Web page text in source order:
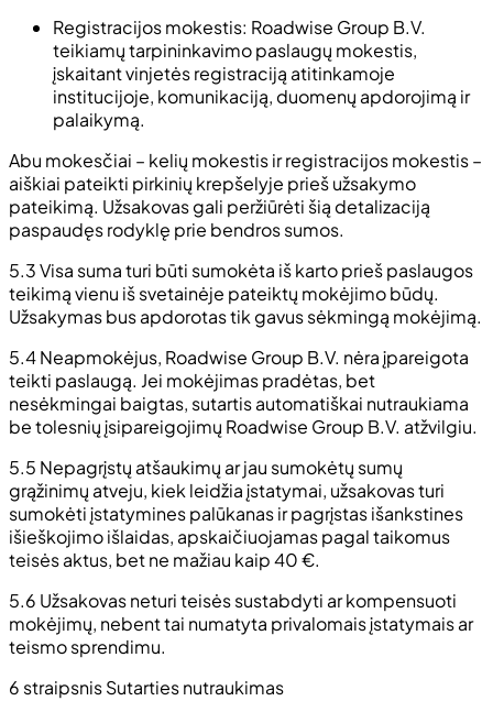
Registracijos mokestis: Roadwise Group B.V.
teikiamų tarpininkavimo paslaugų mokestis,
įskaitant vinjetės registraciją atitinkamoje
institucijoje, komunikaciją, duomenų apdorojimą ir
palaikymą.
Abu mokesčiai – kelių mokestis ir registracijos mokestis –
aiškiai pateikti pirkinių krepšelyje prieš užsakymo
pateikimą. Užsakovas gali peržiūrėti šią detalizaciją
paspaudęs rodyklę prie bendros sumos.
5.3 Visa suma turi būti sumokėta iš karto prieš paslaugos
teikimą vienu iš svetainėje pateiktų mokėjimo būdų.
Užsakymas bus apdorotas tik gavus sėkmingą mokėjimą.
5.4 Neapmokėjus, Roadwise Group B.V. nėra įpareigota
teikti paslaugą. Jei mokėjimas pradėtas, bet
nesėkmingai baigtas, sutartis automatiškai nutraukiama
be tolesnių įsipareigojimų Roadwise Group B.V. atžvilgiu.
5.5 Nepagrįstų atšaukimų ar jau sumokėtų sumų
grąžinimų atveju, kiek leidžia įstatymai, užsakovas turi
sumokėti įstatymines palūkanas ir pagrįstas išankstines
išieškojimo išlaidas, apskaičiuojamas pagal taikomus
teisės aktus, bet ne mažiau kaip 40 €.
5.6 Užsakovas neturi teisės sustabdyti ar kompensuoti
mokėjimų, nebent tai numatyta privalomais įstatymais ar
teismo sprendimu.
6 straipsnis Sutarties nutraukimas